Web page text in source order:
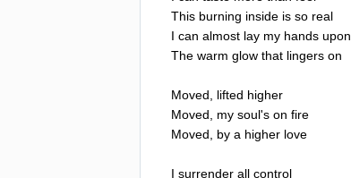
This burning inside is so real
I can almost lay my hands upon
The warm glow that lingers on
Moved lifted higher
Moved
my soul's on fire
Moved
by a higher love
I surrender all control